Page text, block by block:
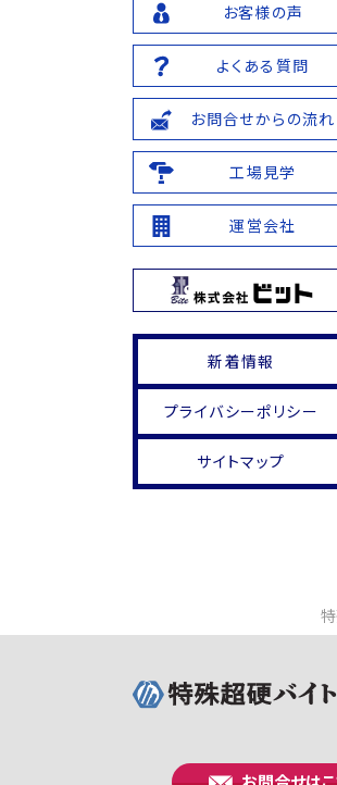
お客様の声
よくある質問
お問合せからの流れ
工場見学
運営会社
新着情報
プライバシーポリシー
サイトマップ